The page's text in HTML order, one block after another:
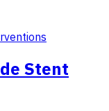
Stent